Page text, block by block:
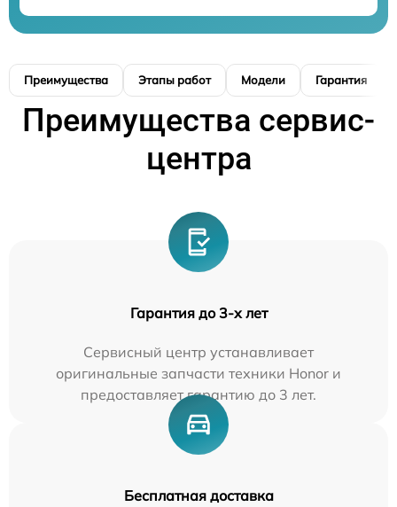
Преимущества Этапы работ Модели Гарантия
Преимущества сервис-
центра
Гарантия до 3-х лет
Сервисный центр устанавливает
оригинальные запчасти техники Honor и
предоставляет гарантию до 3 лет.
Бесплатная доставка